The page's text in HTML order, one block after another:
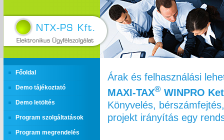
Főoldal
Demo tájékoztató
Demo letöltés
Program szolgáltatások
Program megrendelés
Árak és felhasználási
MAXI‑TAX® WINPRO
Könyvelés,
projekt irányítás egy